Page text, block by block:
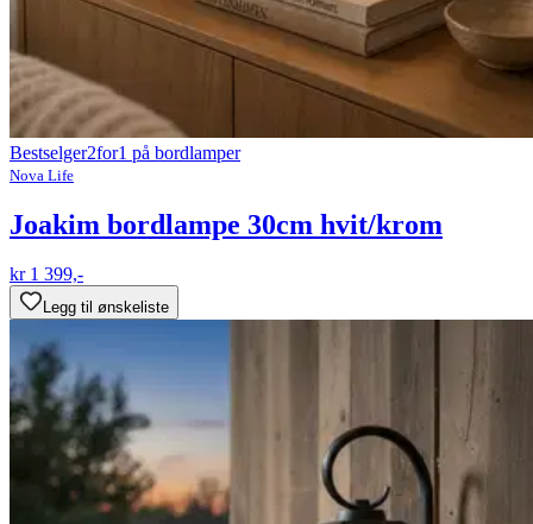
Bestselger2for1 på bordlamper
Nova Life
Joakim bordlampe 30cm hvit/krom
kr 1 399,-
Legg til ønskeliste